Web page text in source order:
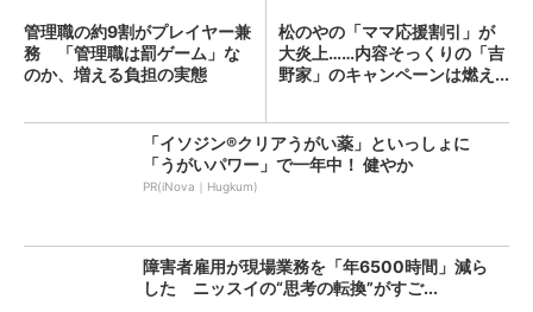
管理職の約9割がプレイヤー兼
務 「管理職は罰ゲーム」な
のか、増える負担の実態
松のやの「ママ応援割引」が
大炎上……内容そっくりの「吉
野家」のキャンペーンは燃え...
「イソジン®クリアうがい薬」といっしょに
「うがいパワー」で一年中！ 健やか
PR(iNova｜Hugkum)
障害者雇用が現場業務を「年6500時間」減ら
した ニッスイの“思考の転換”がすご...